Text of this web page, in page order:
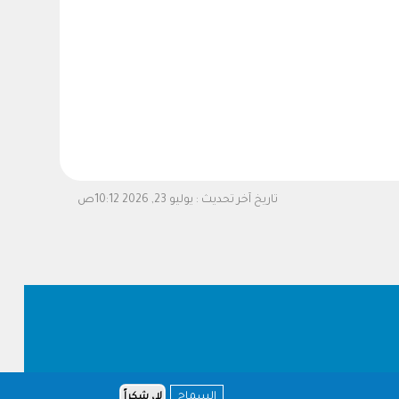
تاريخ آخر تحديث : يوليو 23, 2026 10:12ص